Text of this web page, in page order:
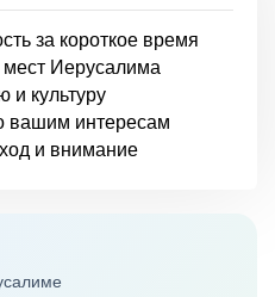
за короткое время
Иерусалима
и культуру
вашим интересам
и внимание